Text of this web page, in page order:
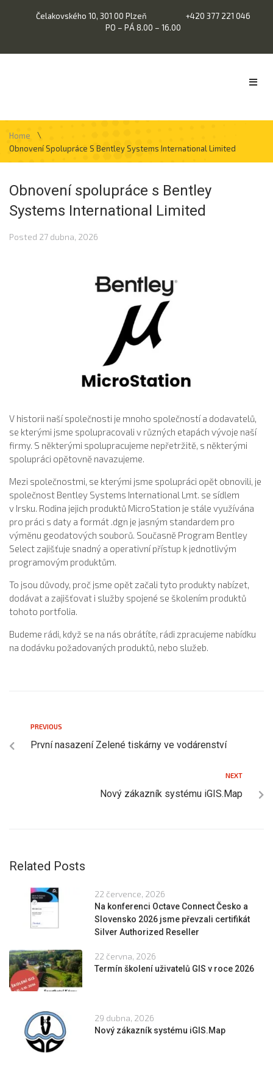
Čelakovského 10, 301 00 Plzeň
+420 377 221 046
PO – PÁ 8.00 – 16.00
Home
\
Obnovení Spolupráce S Bentley Systems International Limited
Obnovení spolupráce s Bentley
Systems International Limited
Posted 27 dubna, 2026
V historii naší společnosti je mnoho společností a dodavatelů,
se kterými jsme spolupracovali v různých etapách vývoje naší
firmy. S některými spolupracujeme nepřetržitě, s některými
spolupráci opětovně navazujeme.
Mezi společnostmi, se kterými jsme spolupráci opět obnovili, je
společnost Bentley Systems International Lmt. se sídlem
v Irsku. Rodina jejich produktů MicroStation je stále využívána
pro práci s daty a formát .dgn je jasným standardem pro
výměnu geodatových souborů. Současně Program Bentley
Select zajišťuje snadný a operativní přístup k jednotlivým
programovým produktům.
To jsou důvody, proč jsme opět začali tyto produkty nabízet,
dodávat a zajišťovat i služby spojené se školením produktů
tohoto portfolia.
Budeme rádi, když se na nás obrátíte, rádi zpracujeme nabídku
na dodávku požadovaných produktů, nebo služeb.
PREVIOUS
První nasazení Zelené tiskárny ve vodárenství
NEXT
Nový zákazník systému iGIS.Map
Related Posts
22 července, 2026
Na konferenci Octave Connect Česko a
Slovensko 2026 jsme převzali certifikát
Silver Authorized Reseller
22 června, 2026
Termín školení uživatelů GIS v roce 2026
29 dubna, 2026
Nový zákazník systému iGIS.Map